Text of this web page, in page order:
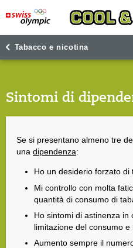
Tabacco e nicotina
Sintomi di
Se si presentano almeno tre
una dipendenza:
Ho un desiderio forzato di
Mi controllo con molta
quantità di consumo di
Ho sintomi di astinenza in
limitazione del consumo e
Aumento sempre il